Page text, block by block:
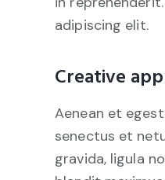
adipiscing elit.
Creative
Aenean et
senectus et
gravida, ligula